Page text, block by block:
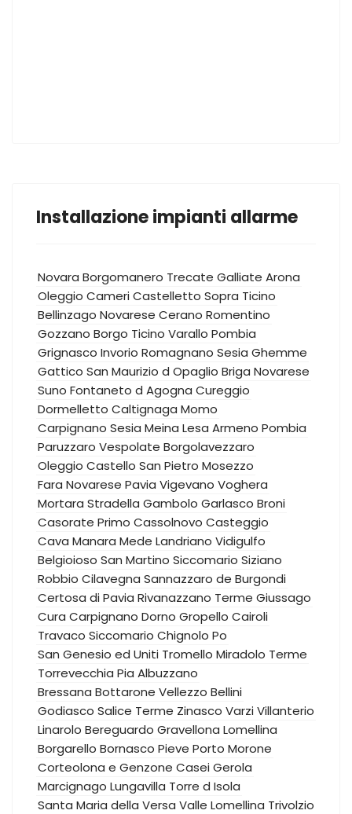
Installazione impianti allarme
Novara Borgomanero Trecate Galliate Arona
Oleggio CameriCastelletto Sopra Ticino
Bellinzago Novarese Cerano Romentino
Gozzano Borgo Ticino Varallo Pombia
Grignasco Invorio Romagnano Sesia Ghemme
Gattico San Maurizio d Opaglio Briga Novarese
Suno Fontaneto d Agogna Cureggio
Dormelletto Caltignaga Momo
Carpignano Sesia Meina Lesa Armeno Pombia
Paruzzaro Vespolate Borgolavezzaro
Oleggio Castello San Pietro Mosezzo
Fara Novarese Pavia Vigevano Voghera
Mortara Stradella Gambolo Garlasco Broni
Casorate Primo Cassolnovo Casteggio
Cava Manara Mede Landriano Vidigulfo
Belgioioso San Martino Siccomario Siziano
Robbio Cilavegna Sannazzaro de Burgondi
Certosa di Pavia Rivanazzano Terme Giussago
Cura Carpignano Dorno Gropello Cairoli
Travaco Siccomario Chignolo Po
San Genesio ed Uniti Tromello Miradolo Terme
Torrevecchia Pia Albuzzano
Bressana Bottarone Vellezzo Bellini
Godiasco Salice Terme Zinasco VarziVillanterio
Linarolo Bereguardo Gravellona Lomellina
Borgarello Bornasco Pieve Porto Morone
Corteolona e Genzone Casei Gerola
Marcignago Lungavilla Torre d Isola
Santa Maria della Versa Valle Lomellina Trivolzio